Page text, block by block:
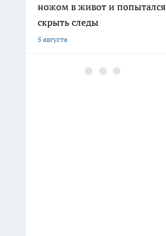
ножом в живот и попытался
скрыть следы
5 августа